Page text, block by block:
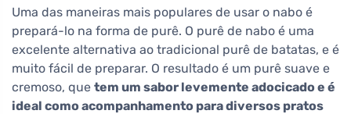
Uma das maneiras mais populares de usar o nabo é
prepará-lo na forma de purê. O purê de nabo é uma
excelente alternativa ao tradicional purê de batatas, e é
muito fácil de preparar. O resultado é um purê suave e
cremoso, que tem um sabor levemente adocicado e é
ideal como acompanhamento para diversos pratos